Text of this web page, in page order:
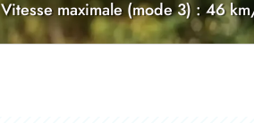
Vitesse maximale (mode 3) : 46